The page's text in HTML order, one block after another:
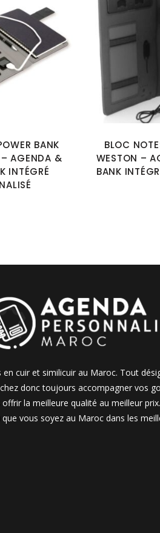
BANK
– AGENDA &
INTÉGRÉ
BLOC
WESTON –
BANK
cuir et similicuir au Maroc. Tout
donc toujours accompagner vos
la meilleure qualité au meilleur
vous soyez au Maroc dans les